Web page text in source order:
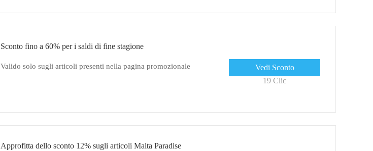
Sconto fino a 60% per i saldi di fine stagione
Valido solo sugli articoli presenti nella pagina promozionale
Vedi Sconto
19 Clic
Approfitta dello sconto 12% sugli articoli Malta Paradise